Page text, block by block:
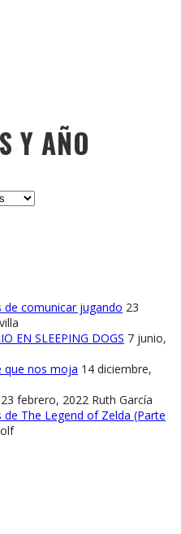
Y AÑO
de comunicar jugando 23
EN SLEEPING DOGS 7 junio,
que nos moja 14 diciembre,
23 febrero, 2022 Ruth García
The Legend of Zelda (Parte